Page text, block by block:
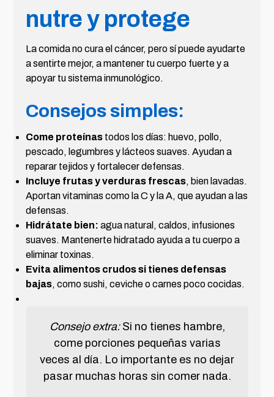
nutre y protege
La comida no cura el cáncer, pero sí puede ayudarte
a sentirte mejor, a mantener tu cuerpo fuerte y a
apoyar tu sistema inmunológico.
Consejos simples:
Come proteínas todos los días: huevo, pollo,
pescado, legumbres y lácteos suaves. Ayudan a
reparar tejidos y fortalecer defensas.
Incluye frutas y verduras frescas, bien lavadas.
Aportan vitaminas como la C y la A, que ayudan a las
defensas.
Hidrátate bien: agua natural, caldos, infusiones
suaves. Mantenerte hidratado ayuda a tu cuerpo a
eliminar toxinas.
Evita alimentos crudos si tienes defensas
bajas, como sushi, ceviche o carnes poco cocidas.
Consejo extra:Si no tienes hambre,
come porciones pequeñas varias
veces al día. Lo importante es no dejar
pasar muchas horas sin comer nada.